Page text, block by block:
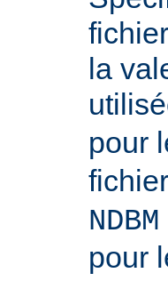
la
pour
NDBM
pour